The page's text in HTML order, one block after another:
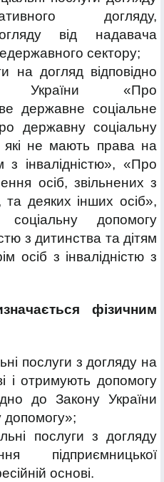
догляду,
від надавача
сектору;
на догляд відповідно
України «Про
державне соціальне
державну соціальну
не мають права на
інвалідністю», «Про
осіб, звільнених з
та деяких інших осіб»,
допомогу
з дитинства та дітям
осіб з інвалідністю з
фізичним
послуги з догляду на
і отримують допомогу
до Закону України
допомогу»;
послуги з догляду
підприємницької
основі.